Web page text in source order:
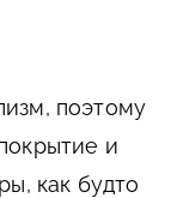
поэтому
и
как будто